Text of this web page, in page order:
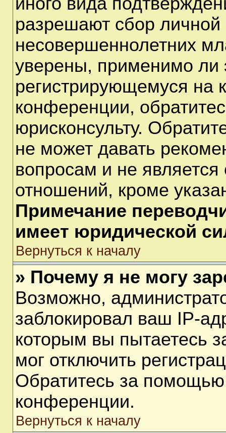
разрешают сбор
несовершеннолетних
уверены, применимо ли
регистрирующемуся на
конференции,
юрисконсульту.
не может давать
вопросам и не
отношений, кроме
Примечание
имеет юридической
Вернуться к началу
» Почему я не могу
Возможно,
заблокировал ваш IP-
которым вы пытаетесь
мог отключить
Обратитесь за помощью
конференции.
Вернуться к началу